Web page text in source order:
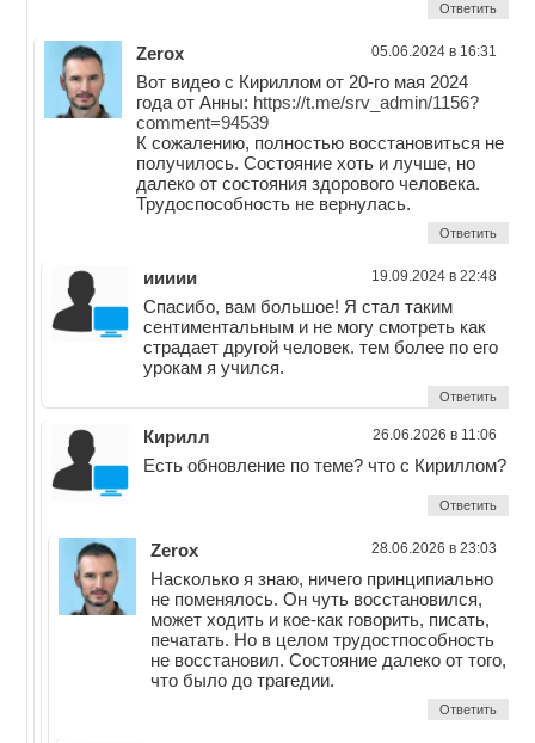
Ответить
Zerox 05.06.2024 в 16:31
Вот видео с Кириллом от 20-го мая 2024
года от Анны: https://t.me/srv_admin/1156?
comment=94539
К сожалению, полностью восстановиться не
получилось. Состояние хоть и лучше, но
далеко от состояния здорового человека.
Трудоспособность не вернулась.
Ответить
иииии 19.09.2024 в 22:48
Спасибо, вам большое! Я стал таким
сентиментальным и не могу смотреть как
страдает другой человек. тем более по его
урокам я учился.
Ответить
Кирилл 26.06.2026 в 11:06
Есть обновление по теме? что с Кириллом?
Ответить
Zerox 28.06.2026 в 23:03
Насколько я знаю, ничего принципиально
не поменялось. Он чуть восстановился,
может ходить и кое-как говорить, писать,
печатать. Но в целом трудостпособность
не восстановил. Состояние далеко от того,
что было до трагедии.
Ответить